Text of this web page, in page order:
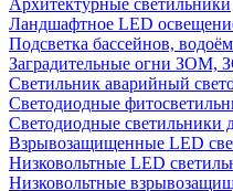
Ландшафтное LED
Подсветка бассейнов,
Заградительные огни ЗОМ,
Светильник аварийный
Светодиодные
Светодиодные светильники
Взрывозащищенные LED
Низковольтные LED
Низковольтные